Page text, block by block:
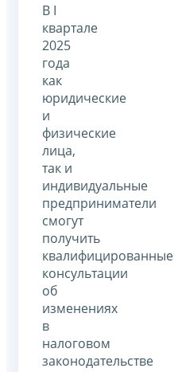
В I
квартале
2025
года
как
юридические
и
физические
лица,
так и
индивидуальные
предприниматели
смогут
получить
квалифицированные
консультации
об
изменениях
в
налоговом
законодательстве